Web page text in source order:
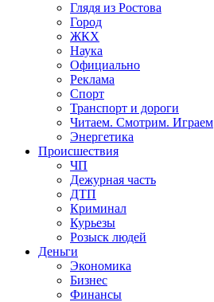
Глядя из Ростова
Город
ЖКХ
Наука
Официально
Реклама
Спорт
Транспорт и дороги
Читаем. Смотрим. Играем
Энергетика
Происшествия
ЧП
Дежурная часть
ДТП
Криминал
Курьезы
Розыск людей
Деньги
Экономика
Бизнес
Финансы